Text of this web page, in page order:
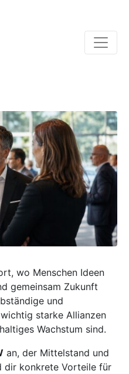
wo Menschen Ideen
gemeinsam Zukunft
und
starke Allianzen
Wachstum sind.
an, der Mittelstand und
dir konkrete Vorteile für